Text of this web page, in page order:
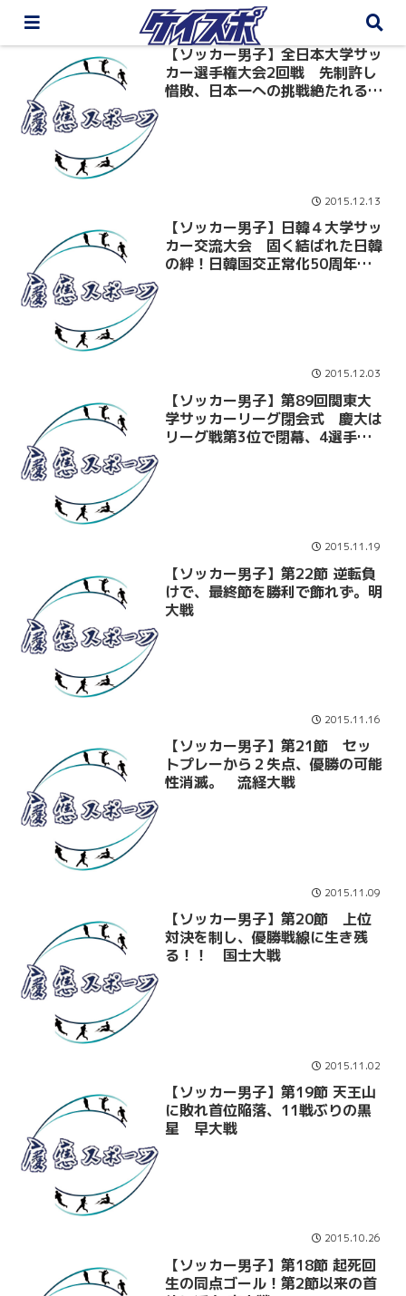
【ソッカー男子】全日本大学サッ
カー選手権大会2回戦 先制許し
惜敗、日本一への挑戦絶たれる
2015.12.13
【ソッカー男子】日韓４大学サッ
カー交流大会 固く結ばれた日韓
の絆！日韓国交正常化50周年を
2015.12.03
【ソッカー男子】第89回関東大
学サッカーリーグ閉会式 慶大は
リーグ戦第3位で閉幕、4選手が
2015.11.19
【ソッカー男子】第22節 逆転負
けで、最終節を勝利で飾れず。明
大戦
2015.11.16
【ソッカー男子】第21節 セッ
トプレーから２失点、優勝の可能
性消滅。 流経大戦
2015.11.09
【ソッカー男子】第20節 上位
対決を制し、優勝戦線に生き残
る！！ 国士大戦
2015.11.02
【ソッカー男子】第19節 天王山
に敗れ首位陥落、11戦ぶりの黒
星 早大戦
2015.10.26
【ソッカー男子】第18節 起死回
生の同点ゴール！第2節以来の首